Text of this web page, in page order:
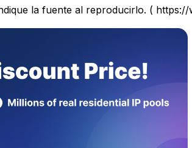
la fuente al reproducirlo. (